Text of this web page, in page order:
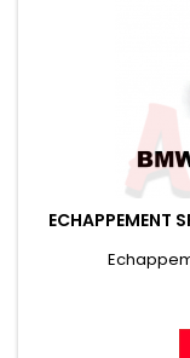
ECHAPPEMENT